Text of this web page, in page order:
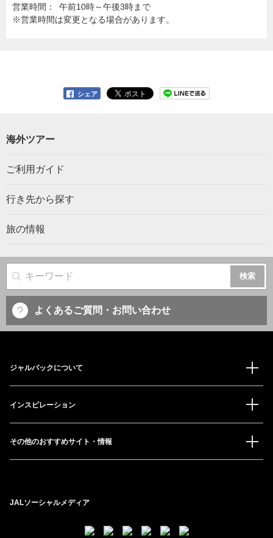
営業時間：
午前10時～午後3時まで
※営業時間は変更となる場合があります。
シェア
海外ツアー
ご利用ガイド
行き先から探す
旅の情報
サイト内検索
よくあるご質問・お問い合わせ
ジャルパックについて
インスピレーション
その他のおすすめサイト・情報
JALソーシャルメディア